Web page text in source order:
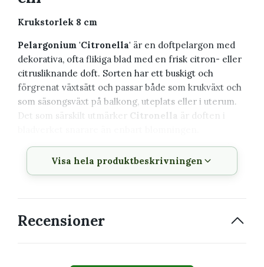
Krukstorlek 8 cm
Pelargonium 'Citronella' är en doftpelargon med
dekorativa, ofta flikiga blad med en frisk citron- eller
citrusliknande doft. Sorten har ett buskigt och
förgrenat växtsätt och passar både som krukväxt och
som säsongsväxt på balkong, uteplats eller i uterum.
Det som särskilt utmärker Citronella är doften i
Växtbeskrivning
Visa hela produktbeskrivningen
Recensioner